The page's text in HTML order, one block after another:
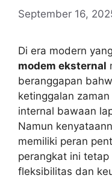
September 16,
Di era modern
modem eksternal
beranggapan
ketinggalan
internal bawaan
Namun
memiliki peran
perangkat ini
fleksibilitas dan